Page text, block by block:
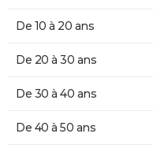
De 10 à 20 ans
De 20 à 30 ans
De 30 à 40 ans
De 40 à 50 ans